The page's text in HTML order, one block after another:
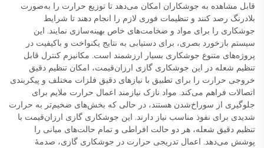
قابل مشاهده به جوشکاران امکان می‌دهد تا توزیع حرارت را به‌صورت
بلادرنگ رصد کنند و تنظیمات فوری لازم را انجام دهند تا شرایط
جوشکاری را برای مواد و ضخامت‌های خاص بهینه‌سازی نمایند. این
سیستم بازخورد بصری، برای دستیابی به نتایج یکنواخت و باکیفیت در
پروژه‌های متنوع جوشکاری بسیار ارزشمند است. مکانیزم کنترل قابل
تنظیم شعله در این جوشکاری گازی ارزان‌قیمت، امکان تنظیم دقیق
خروجی حرارت را برای تطبیق با نیازهای دقیق فلزات مختلف و پیکربندی
اتصالات فراهم می‌کند. مواد نازک نیازمند اعمال حرارت ملایم برای
جلوگیری از سوراخ‌شدن هستند، در حالی که بخش‌های ضخیم‌تر به حرارت
شدیدی برای نفوذ مناسب نیاز دارند. این جوشکاری گازی ارزان‌قیمت با
تنظیم دقیق شعله، هر دو حالت افراطی و تمام حالت‌های میانی را
پوشش می‌دهد. اعمال تدریجی حرارت در جوشکاری گازی، صدمهٔ